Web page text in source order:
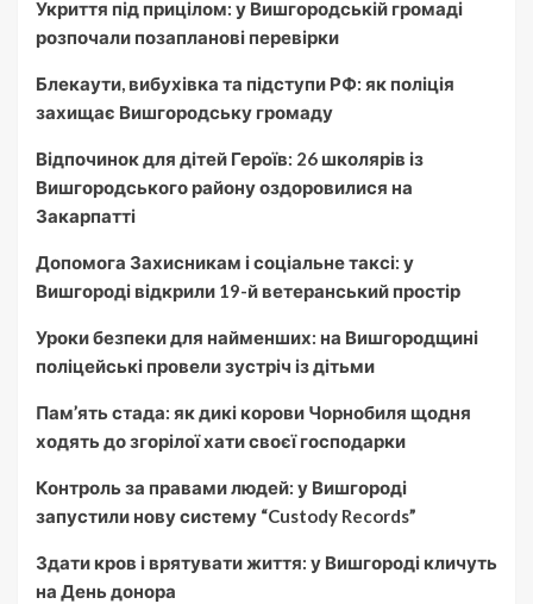
Укриття під прицілом: у Вишгородській громаді
розпочали позапланові перевірки
Блекаути, вибухівка та підступи РФ: як поліція
захищає Вишгородську громаду
Відпочинок для дітей Героїв: 26 школярів із
Вишгородського району оздоровилися на
Закарпатті
Допомога Захисникам і соціальне таксі: у
Вишгороді відкрили 19-й ветеранський простір
Уроки безпеки для найменших: на Вишгородщині
поліцейські провели зустріч із дітьми
Пам’ять стада: як дикі корови Чорнобиля щодня
ходять до згорілої хати своєї господарки
Контроль за правами людей: у Вишгороді
запустили нову систему “Custody Records”
Здати кров і врятувати життя: у Вишгороді кличуть
на День донора